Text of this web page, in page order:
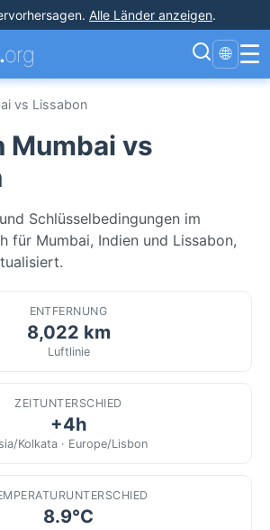
. Alle Länder anzeigen.
org 🌐 ☰
vs Lissabon
Mumbai vs
Schlüsselbedingungen im
für Mumbai, Indien und Lissabon,
ENTFERNUNG
8,022 km
Luftlinie
ZEITUNTERSCHIED
+4h
Kolkata · Europe/Lisbon
8.9°C